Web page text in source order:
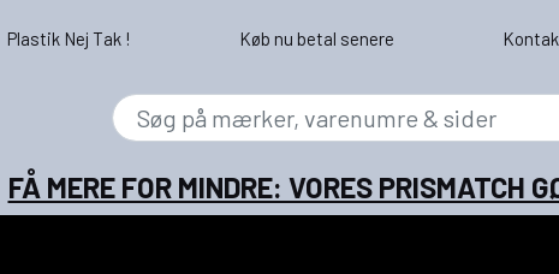
Plastik Nej Tak ! Køb nu betal senere
FÅ MERE FOR MINDRE: VORES PRISMATCH